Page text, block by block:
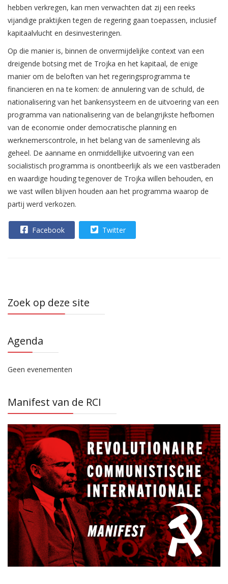
hebben verkregen, kan men verwachten dat zij een reeks
vijandige praktijken tegen de regering gaan toepassen, inclusief
kapitaalvlucht en desinvesteringen.
Op die manier is, binnen de onvermijdelijke context van een
dreigende botsing met de Trojka en het kapitaal, de enige
manier om de beloften van het regeringsprogramma te
financieren en na te komen: de annulering van de schuld, de
nationalisering van het bankensysteem en de uitvoering van een
programma van nationalisering van de belangrijkste hefbomen
van de economie onder democratische planning en
werknemerscontrole, in het belang van de samenleving als
geheel. De aanname en onmiddellijke uitvoering van een
socialistisch programma is onontbeerlijk als we een vastberaden
en waardige houding tegenover de Trojka willen behouden, en
we vast willen blijven houden aan het programma waarop de
partij werd verkozen.
Facebook Twitter
Zoek op deze site
Agenda
Geen evenementen
Manifest van de RCI